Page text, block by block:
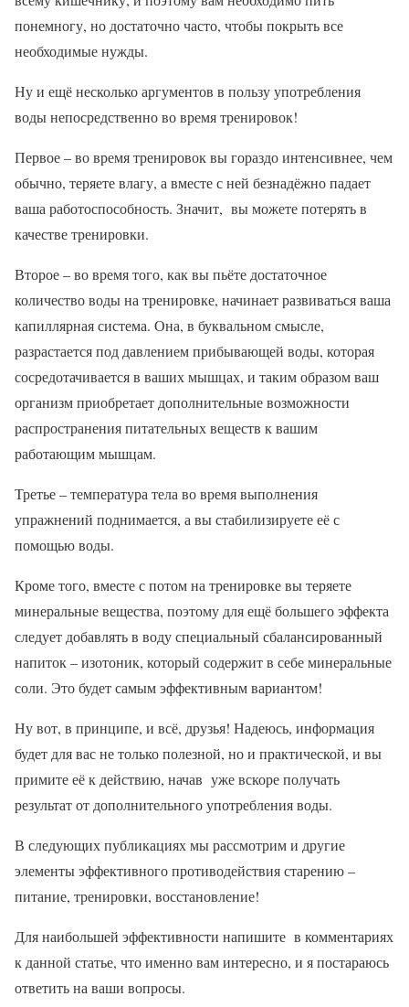
понемногу, но достаточно часто, чтобы покрыть все
необходимые нужды.
Ну и ещё несколько аргументов в пользу употребления
воды непосредственно во время тренировок!
Первое – во время тренировок вы гораздо интенсивнее, чем
обычно, теряете влагу, а вместе с ней безнадёжно падает
ваша работоспособность. Значит, вы можете потерять в
качестве тренировки.
Второе – во время того, как вы пьёте достаточное
количество воды на тренировке, начинает развиваться ваша
капиллярная система. Она, в буквальном смысле,
разрастается под давлением прибывающей воды, которая
сосредотачивается в ваших мышцах, и таким образом ваш
организм приобретает дополнительные возможности
распространения питательных веществ к вашим
работающим мышцам.
Третье – температура тела во время выполнения
упражнений поднимается, а вы стабилизируете её с
помощью воды.
Кроме того, вместе с потом на тренировке вы теряете
минеральные вещества, поэтому для ещё большего эффекта
следует добавлять в воду специальный сбалансированный
напиток – изотоник, который содержит в себе минеральные
соли. Это будет самым эффективным вариантом!
Ну вот, в принципе, и всё, друзья! Надеюсь, информация
будет для вас не только полезной, но и практической, и вы
примите её к действию, начав уже вскоре получать
результат от дополнительного употребления воды.
В следующих публикациях мы рассмотрим и другие
элементы эффективного противодействия старению –
питание, тренировки, восстановление!
Для наибольшей эффективности напишите в комментариях
к данной статье, что именно вам интересно, и я постараюсь
ответить на ваши вопросы.